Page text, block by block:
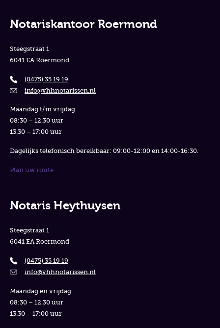
Notariskantoor Roermond
Steegstraat 1
6041 EA Roermond
(0475) 35 19 19
info@vhhnotarissen.nl
Maandag t/m vrijdag
08:30 – 12.30 uur
13.30 – 17:00 uur
Dagelijks telefonisch bereikbaar: 09:00-12:00 en 14:00-16:30.
Plan uw route
Notaris Heythuysen
Steegstraat 1
6041 EA Roermond
(0475) 35 19 19
info@vhhnotarissen.nl
Maandag en vrijdag
08:30 – 12.30 uur
13.30 – 17:00 uur